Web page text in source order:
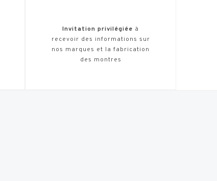
Invitation privilégiée à
recevoir des informations sur
nos marques et la fabrication
des montres